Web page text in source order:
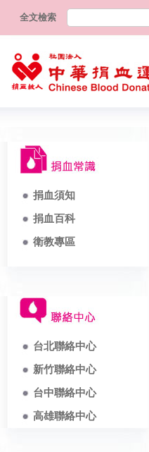
全文檢索
捐血須知
捐血百科
衛教專區
台北聯絡中心
新竹聯絡中心
台中聯絡中心
高雄聯絡中心